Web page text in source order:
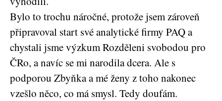
Bylo to trochu náročné, protože jsem zároveň
připravoval start své analytické firmy PAQ a
chystali jsme výzkum Rozděleni svobodou pro
ČRo, a navíc se mi narodila dcera. Ale s
podporou Zbyňka a mé ženy z toho nakonec
vzešlo něco, co má smysl. Tedy doufám.